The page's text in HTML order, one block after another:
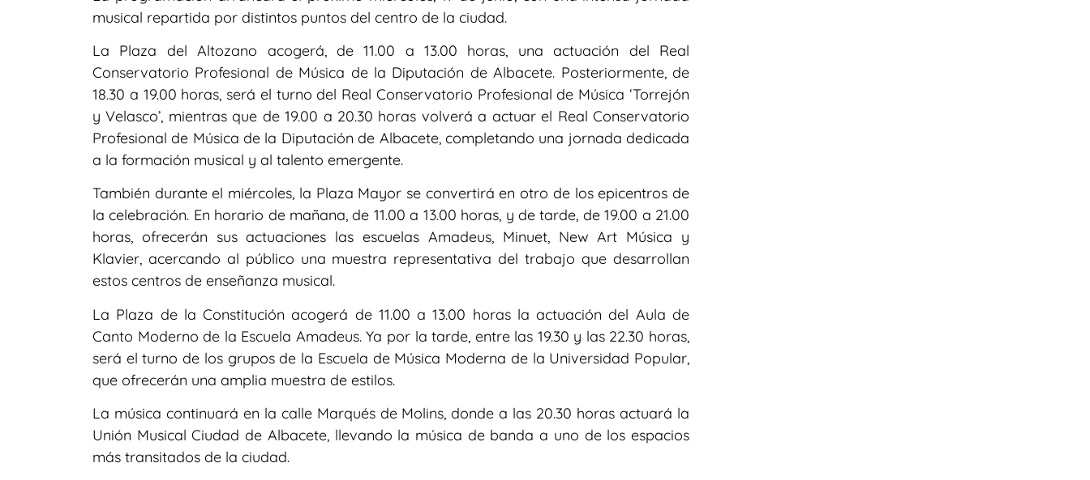
musical repartida por distintos puntos del centro de la ciudad.
La Plaza del Altozano acogerá, de 11.00 a 13.00 horas, una actuación del Real
Conservatorio Profesional de Música de la Diputación de Albacete. Posteriormente, de
18.30 a 19.00 horas, será el turno del Real Conservatorio Profesional de Música ‘Torrejón
y Velasco’, mientras que de 19.00 a 20.30 horas volverá a actuar el Real Conservatorio
Profesional de Música de la Diputación de Albacete, completando una jornada dedicada
a la formación musical y al talento emergente.
También durante el miércoles, la Plaza Mayor se convertirá en otro de los epicentros de
la celebración. En horario de mañana, de 11.00 a 13.00 horas, y de tarde, de 19.00 a 21.00
horas, ofrecerán sus actuaciones las escuelas Amadeus, Minuet, New Art Música y
Klavier, acercando al público una muestra representativa del trabajo que desarrollan
estos centros de enseñanza musical.
La Plaza de la Constitución acogerá de 11.00 a 13.00 horas la actuación del Aula de
Canto Moderno de la Escuela Amadeus. Ya por la tarde, entre las 19.30 y las 22.30 horas,
será el turno de los grupos de la Escuela de Música Moderna de la Universidad Popular,
que ofrecerán una amplia muestra de estilos.
La música continuará en la calle Marqués de Molins, donde a las 20.30 horas actuará la
Unión Musical Ciudad de Albacete, llevando la música de banda a uno de los espacios
más transitados de la ciudad.